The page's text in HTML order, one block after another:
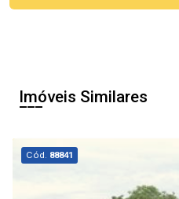
Imóveis Similares
Cód. 88841